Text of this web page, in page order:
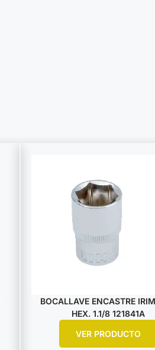
BOCALLAVE ENCASTRE
HEX. 1.1/8 121841A
VER PRODUCTO